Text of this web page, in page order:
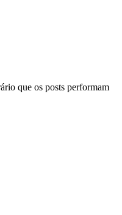
que os posts performam